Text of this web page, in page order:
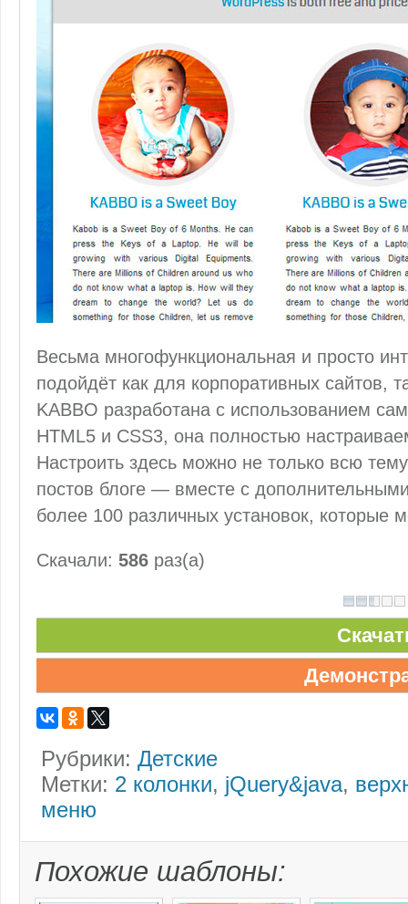
Весьма многофункциональная и просто
подойдёт как для корпоративных сайтов,
KABBO разработана с использованием
HTML5 и CSS3, она полностью
Настроить здесь можно не только всю
постов блоге — вместе с
более 100 различных установок, которые
Скачали: 586 раз(а)
Рубрики: Детские
Метки: 2 колонки, jQuery&java,
меню
Похожие шаблоны: